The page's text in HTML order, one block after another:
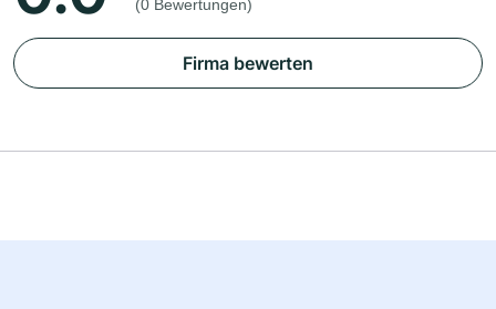
(0 Bewertungen)
Firma bewerten